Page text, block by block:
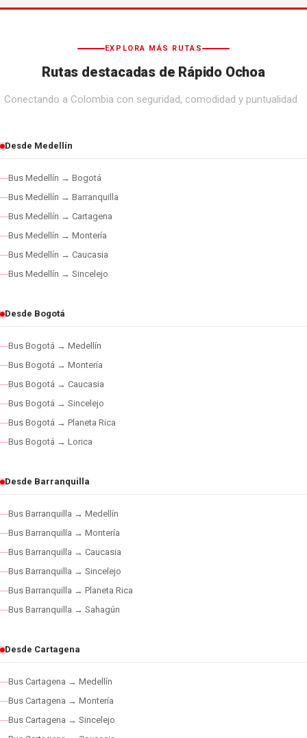
EXPLORA MÁS RUTAS
Rutas destacadas de Rápido Ochoa
Conectando a Colombia con seguridad, comodidad y puntualidad
Desde Medellín
Bus Medellín → Bogotá
Bus Medellín → Barranquilla
Bus Medellín → Cartagena
Bus Medellín → Montería
Bus Medellín → Caucasia
Bus Medellín → Sincelejo
Desde Bogotá
Bus Bogotá → Medellín
Bus Bogotá → Montería
Bus Bogotá → Caucasia
Bus Bogotá → Sincelejo
Bus Bogotá → Planeta Rica
Bus Bogotá → Lorica
Desde Barranquilla
Bus Barranquilla → Medellín
Bus Barranquilla → Montería
Bus Barranquilla → Caucasia
Bus Barranquilla → Sincelejo
Bus Barranquilla → Planeta Rica
Bus Barranquilla → Sahagún
Desde Cartagena
Bus Cartagena → Medellín
Bus Cartagena → Montería
Bus Cartagena → Sincelejo